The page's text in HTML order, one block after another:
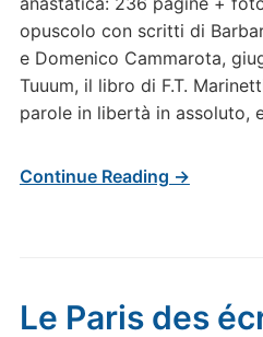
opuscolo con scritti di
e Domenico Cammarota,
Tuuum, il libro di F.T.
parole in libertà in assoluto,
Continue Reading →
Le Paris des